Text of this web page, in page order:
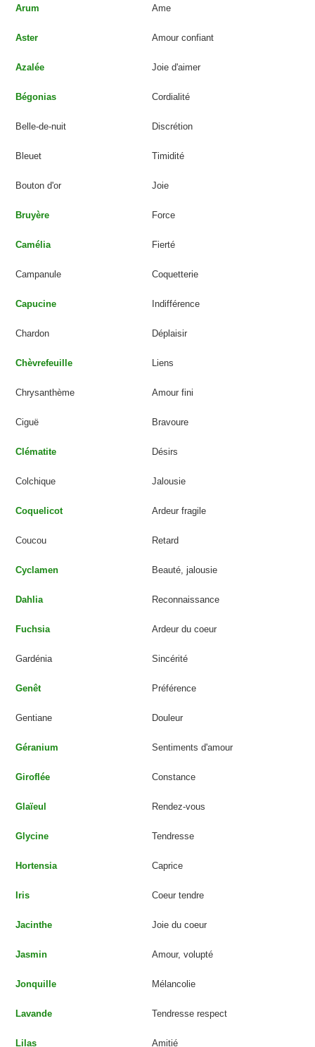
Arum Ame
Aster Amour confiant
Azalée Joie d'aimer
Bégonias Cordialité
Belle-de-nuit Discrétion
Bleuet Timidité
Bouton d'or Joie
Bruyère Force
Camélia Fierté
Campanule Coquetterie
Capucine Indifférence
Chardon Déplaisir
Chèvrefeuille Liens
Chrysanthème Amour fini
Ciguë Bravoure
Clématite Désirs
Colchique Jalousie
Coquelicot Ardeur fragile
Coucou Retard
Cyclamen Beauté, jalousie
Dahlia Reconnaissance
Fuchsia Ardeur du coeur
Gardénia Sincérité
Genêt Préférence
Gentiane Douleur
Géranium Sentiments d'amour
Giroflée Constance
Glaïeul Rendez-vous
Glycine Tendresse
Hortensia Caprice
Iris Coeur tendre
Jacinthe Joie du coeur
Jasmin Amour, volupté
Jonquille Mélancolie
Lavande Tendresse respect
Lilas Amitié